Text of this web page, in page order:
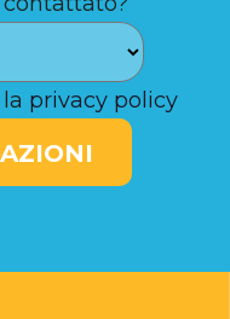
privacy policy